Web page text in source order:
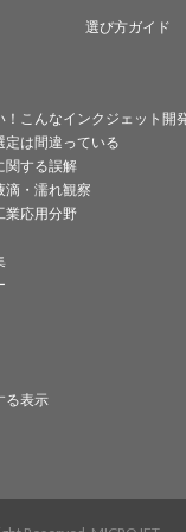
選び方ガイド
！こんなインクジェット開
定は間違っている
関する誤解
滴・濡れ観察
業応用分野
る表示